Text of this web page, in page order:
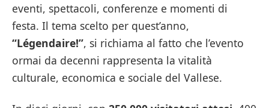
eventi, spettacoli, conferenze e momenti di
festa. Il tema scelto per quest’anno,
“Légendaire!”, si richiama al fatto che l’evento
ormai da decenni rappresenta la vitalità
culturale, economica e sociale del Vallese.